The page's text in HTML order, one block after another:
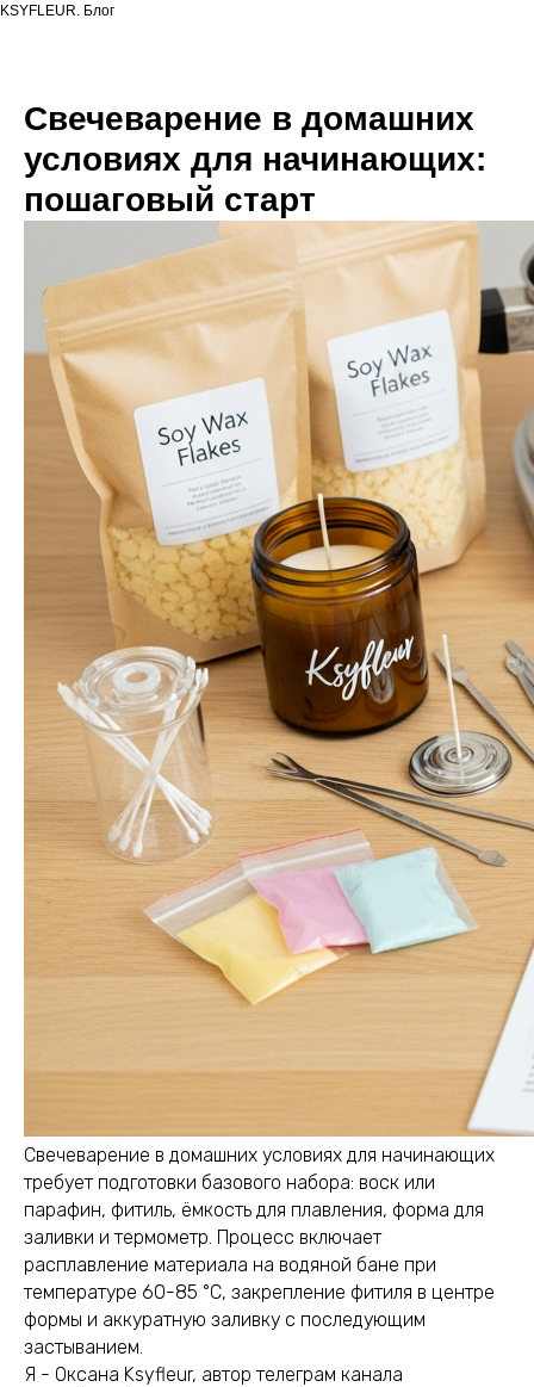
KSYFLEUR. Блог
Свечеварение в домашних
условиях для начинающих:
пошаговый старт
Свечеварение в домашних условиях для начинающих
требует подготовки базового набора: воск или
парафин, фитиль, ёмкость для плавления, форма для
заливки и термометр. Процесс включает
расплавление материала на водяной бане при
температуре 60-85 °C, закрепление фитиля в центре
формы и аккуратную заливку с последующим
застыванием.
Я - Оксана Ksyfleur, автор телеграм канала